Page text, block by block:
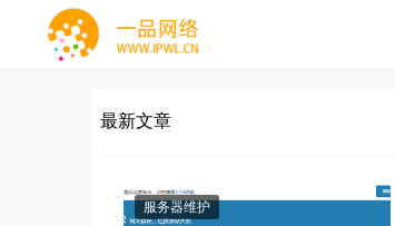
最新文章
服务器维护